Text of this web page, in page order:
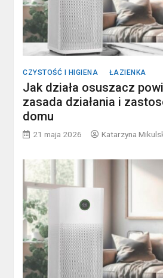
CZYSTOŚĆ I HIGIENA ŁAZIENKA
Jak działa osuszacz
zasada działania i
domu
21 maja 2026 Katarzyna